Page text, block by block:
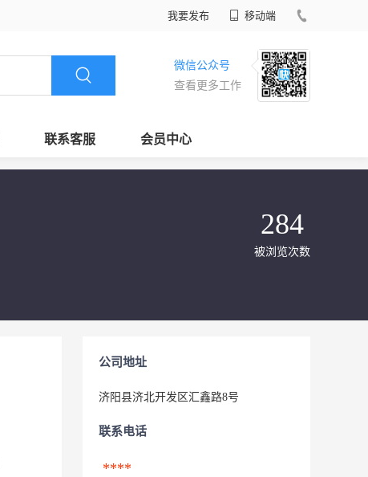
我要发布 移动端
微信公众号
查看更多工作
联系客服 会员中心
284
被浏览次数
公司地址
济阳县济北开发区汇鑫路8号
联系电话
****